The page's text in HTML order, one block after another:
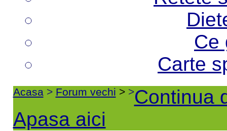
Ce
Carte
Acasa> Forum vechi > >Continua
Apasa aici